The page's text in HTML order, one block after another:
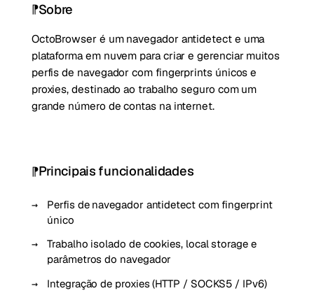
Sobre
OctoBrowser é um navegador antidetect e uma
plataforma em nuvem para criar e gerenciar muitos
perfis de navegador com fingerprints únicos e
proxies, destinado ao trabalho seguro com um
grande número de contas na internet.
Principais funcionalidades
Perfis de navegador antidetect com fingerprint
único
Trabalho isolado de cookies, local storage e
parâmetros do navegador
Integração de proxies (HTTP / SOCKS5 / IPv6)